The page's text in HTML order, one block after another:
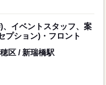
、イベントスタッフ、案
プション)・フロント
区 / 新瑞橋駅